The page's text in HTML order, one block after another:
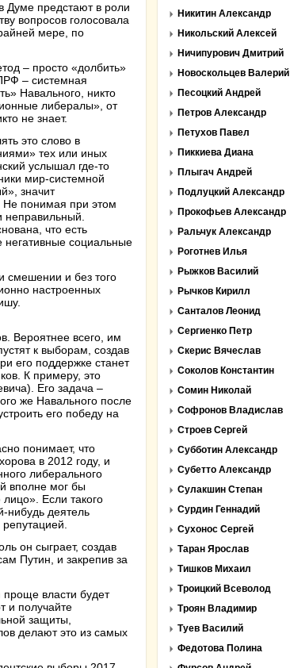
Думе предстают в роли
вопросов голосовала
мере, по
– просто «долбить»
– системная
Навального, никто
либералы», от
не знает.
это слово в
тех или иных
услышал где-то
мир-системной
значит
Не понимая при этом
неправильный.
что есть
негативные социальные
смешении и без того
настроенных
Вероятнее всего, им
к выборам, создав
его поддержке станет
К примеру, это
Его задача –
же Навального после
его победу на
понимает, что
в 2012 году, и
либерального
вполне мог бы
Если такого
нибудь деятель
он сыграет, создав
Путин, и закрепив за
власти будет
и получайте
защиты,
делают это из самых
Никитин Александр
Никольский Алексей
Ничипурович Дмитрий
Новоскольцев Валерий
Песоцкий Андрей
Петров Александр
Петухов Павел
Пиккиева Диана
Плыгач Андрей
Подлуцкий Александр
Прокофьев Александр
Ральчук Александр
Роготнев Илья
Рыжков Василий
Рычков Кирилл
Санталов Леонид
Сергиенко Петр
Скерис Вячеслав
Соколов Константин
Сомин Николай
Софронов Владислав
Строев Сергей
Субботин Александр
Субетто Александр
Сулакшин Степан
Сурдин Геннадий
Сухонос Сергей
Таран Ярослав
Тишков Михаил
Троицкий Всеволод
Троян Владимир
Туев Василий
Федотова Полина